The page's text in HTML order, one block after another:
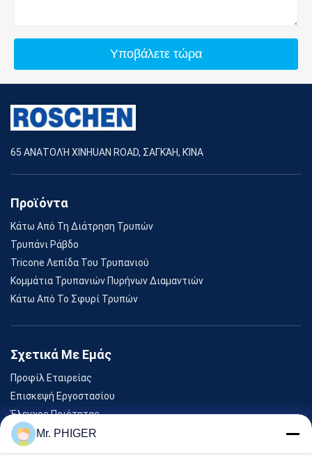
Υποβάλετε τώρα
65 ΑΝΑΤΟΛΉ XINHUAN ROAD, ΣΑΓΚΆΗ, ΚΊΝΑ
Προϊόντα
Κάτω Από Τη Διάτρηση Τρυπών
Τρυπάνι Ράβδο
Tricone Λεπίδα Του Τρυπανιού
Κομμάτια Τρυπανιών Πυρήνων Διαμαντιών
Κάτω Από Το Σφυρί Τρυπών
Σχετικά Με Εμάς
Προφίλ Εταιρείας
Επισκεψή Εργοστασίου
Έλεγχος Ποιότητας
SitemapMr. PHIGER